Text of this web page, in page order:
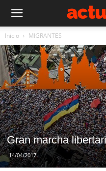
Inicio MIGRANTES
Gran marcha
14/04/2017